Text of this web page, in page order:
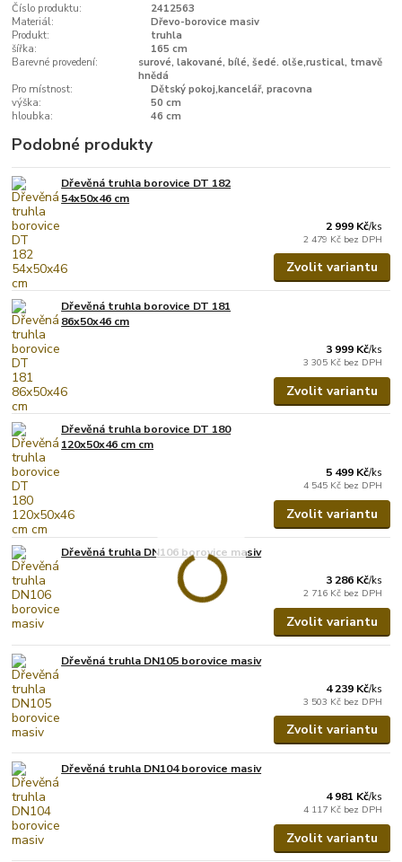
Číslo produktu:
2412563
Materiál:
Dřevo-borovice masiv
Produkt:
truhla
šířka:
165 cm
Barevné provedení:
surové, lakované, bílé, šedé. olše,rustical, tmavě
hnědá
Pro místnost:
Dětský pokoj,kancelář, pracovna
výška:
50 cm
hloubka:
46 cm
Podobné produkty
Dřevěná truhla borovice DT 182
54x50x46 cm
2 999 Kč/ks
2 479 Kč bez DPH
Zvolit variantu
Dřevěná truhla borovice DT 181
86x50x46 cm
3 999 Kč/ks
3 305 Kč bez DPH
Zvolit variantu
Dřevěná truhla borovice DT 180
120x50x46 cm cm
5 499 Kč/ks
4 545 Kč bez DPH
Zvolit variantu
Dřevěná truhla DN106 borovice masiv
3 286 Kč/ks
2 716 Kč bez DPH
Zvolit variantu
Dřevěná truhla DN105 borovice masiv
4 239 Kč/ks
3 503 Kč bez DPH
Zvolit variantu
Dřevěná truhla DN104 borovice masiv
4 981 Kč/ks
4 117 Kč bez DPH
Zvolit variantu